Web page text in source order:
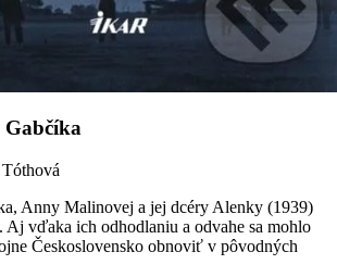
Anny Malinovej a jej dcéry Alenky (1939)
Aj vďaka ich odhodlaniu a odvahe sa mohlo
Československo obnoviť v pôvodných